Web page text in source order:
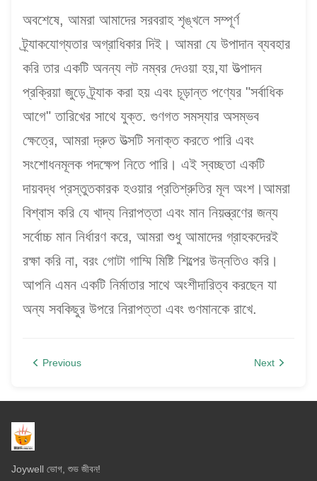
অবশেষে, আমরা আমাদের সরবরাহ শৃঙ্খলে সম্পূর্ণ
ট্র্যাকযোগ্যতার অগ্রাধিকার দিই। আমরা যে উপাদান ব্যবহার
করি তার একটি অনন্য লট নম্বর দেওয়া হয়,যা উত্পাদন
প্রক্রিয়া জুড়ে ট্র্যাক করা হয় এবং চূড়ান্ত পণ্যের "সর্বাধিক
আগে" তারিখের সাথে যুক্ত. গুণগত সমস্যার অসম্ভব
ক্ষেত্রে, আমরা দ্রুত উত্সটি সনাক্ত করতে পারি এবং
সংশোধনমূলক পদক্ষেপ নিতে পারি। এই স্বচ্ছতা একটি
দায়বদ্ধ প্রস্তুতকারক হওয়ার প্রতিশ্রুতির মূল অংশ।আমরা
বিশ্বাস করি যে খাদ্য নিরাপত্তা এবং মান নিয়ন্ত্রণের জন্য
সর্বোচ্চ মান নির্ধারণ করে, আমরা শুধু আমাদের গ্রাহকদেরই
রক্ষা করি না, বরং গোটা গাম্মি মিষ্টি শিল্পের উন্নতিও করি।
আপনি এমন একটি নির্মাতার সাথে অংশীদারিত্ব করছেন যা
অন্য সবকিছুর উপরে নিরাপত্তা এবং গুণমানকে রাখে.
Previous Next
Joywell ভোগ, শুভ জীবন!